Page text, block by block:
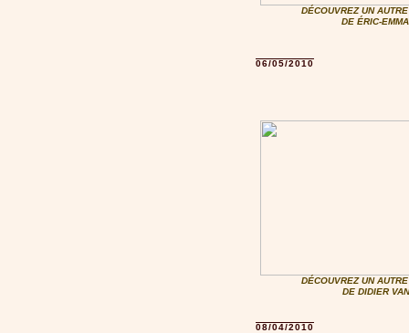
DÉCOUVREZ UN
DE ÉRIC-
06/05/2010
DÉCOUVREZ UN
DE DIDIER
08/04/2010